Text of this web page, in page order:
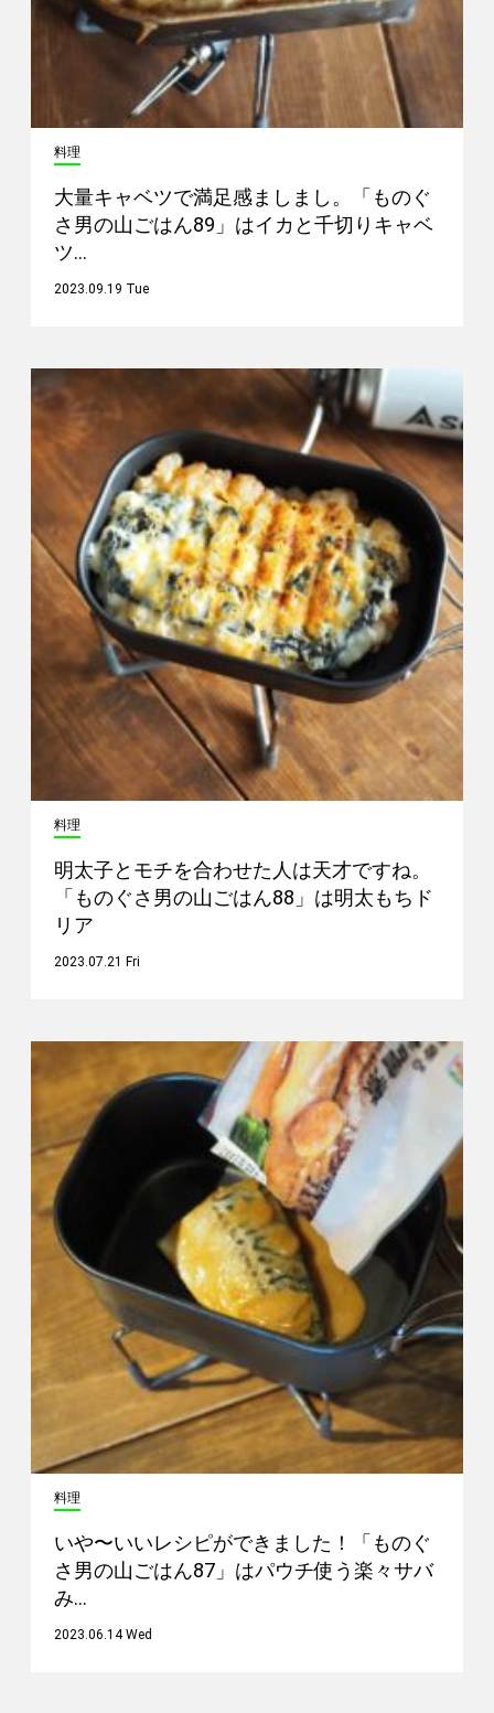
料理
大量キャベツで満足感ましまし。「ものぐ
さ男の山ごはん89」はイカと千切りキャベ
ツ…
2023.09.19 Tue
料理
明太子とモチを合わせた人は天才ですね。
「ものぐさ男の山ごはん88」は明太もちド
リア
2023.07.21 Fri
料理
いや〜いいレシピができました！「ものぐ
さ男の山ごはん87」はパウチ使う楽々サバ
み…
2023.06.14 Wed